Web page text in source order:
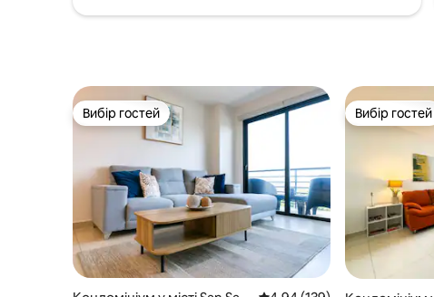
Вибір гостей
Вибір гостей Вибір гостей
Вибір гостей